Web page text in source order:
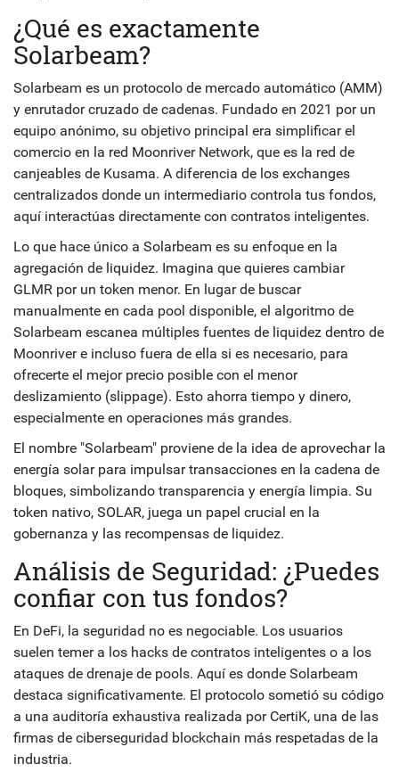
¿Qué es exactamente
Solarbeam?
Solarbeam es un protocolo de mercado automático (AMM)
y enrutador cruzado de cadenas. Fundado en 2021 por un
equipo anónimo, su objetivo principal era simplificar el
comercio en la red Moonriver Network, que es la red de
canjeables de Kusama. A diferencia de los exchanges
centralizados donde un intermediario controla tus fondos,
aquí interactúas directamente con contratos inteligentes.
Lo que hace único a Solarbeam es su enfoque en la
agregación de liquidez. Imagina que quieres cambiar
GLMR por un token menor. En lugar de buscar
manualmente en cada pool disponible, el algoritmo de
Solarbeam escanea múltiples fuentes de liquidez dentro de
Moonriver e incluso fuera de ella si es necesario, para
ofrecerte el mejor precio posible con el menor
deslizamiento (slippage). Esto ahorra tiempo y dinero,
especialmente en operaciones más grandes.
El nombre "Solarbeam" proviene de la idea de aprovechar la
energía solar para impulsar transacciones en la cadena de
bloques, simbolizando transparencia y energía limpia. Su
token nativo, SOLAR, juega un papel crucial en la
gobernanza y las recompensas de liquidez.
Análisis de Seguridad: ¿Puedes
confiar con tus fondos?
En DeFi, la seguridad no es negociable. Los usuarios
suelen temer a los hacks de contratos inteligentes o a los
ataques de drenaje de pools. Aquí es donde Solarbeam
destaca significativamente. El protocolo sometió su código
a una auditoría exhaustiva realizada por CertiK, una de las
firmas de ciberseguridad blockchain más respetadas de la
industria.